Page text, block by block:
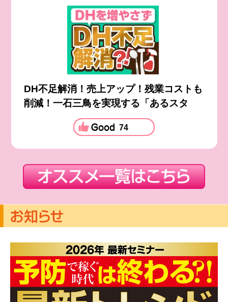
DH不足解消！売上アップ！残業コストも
削減！一石三鳥を実現する「あるスタ
74